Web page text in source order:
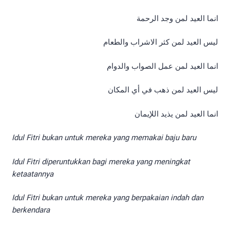
انما العيد لمن وجد الرحمة
ليس العيد لمن كثر الاشراب والطعام
انما العيد لمن عمل الصواب والدوام
ليس العيد لمن ذهب في أي المكان
انما العيد لمن يذيد اللإيمان
Idul Fitri bukan untuk mereka yang memakai baju baru
Idul Fitri diperuntukkan bagi mereka yang meningkat
ketaatannya
Idul Fitri bukan untuk mereka yang berpakaian indah dan
berkendara